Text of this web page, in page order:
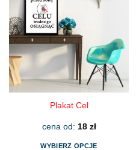
wariantów.
Opcje
można
wybrać
na
stronie
produktu
Plakat Cel
cena od: 18 zł
WYBIERZ OPCJE